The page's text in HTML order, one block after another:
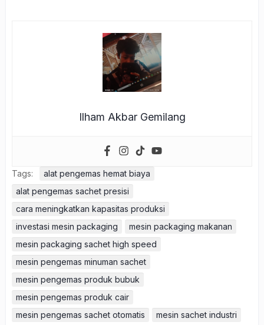
Ilham Akbar Gemilang
Tags:
alat pengemas hemat biaya
alat pengemas sachet presisi
cara meningkatkan kapasitas produksi
investasi mesin packaging
mesin packaging makanan
mesin packaging sachet high speed
mesin pengemas minuman sachet
mesin pengemas produk bubuk
mesin pengemas produk cair
mesin pengemas sachet otomatis
mesin sachet industri